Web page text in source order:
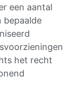
een aantal
bepaalde
het recht